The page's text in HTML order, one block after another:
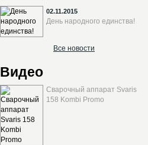
02.11.2015
День народного единства!
Все новости
Видео
Сварочный аппарат Svaris
158 Kombi Promo